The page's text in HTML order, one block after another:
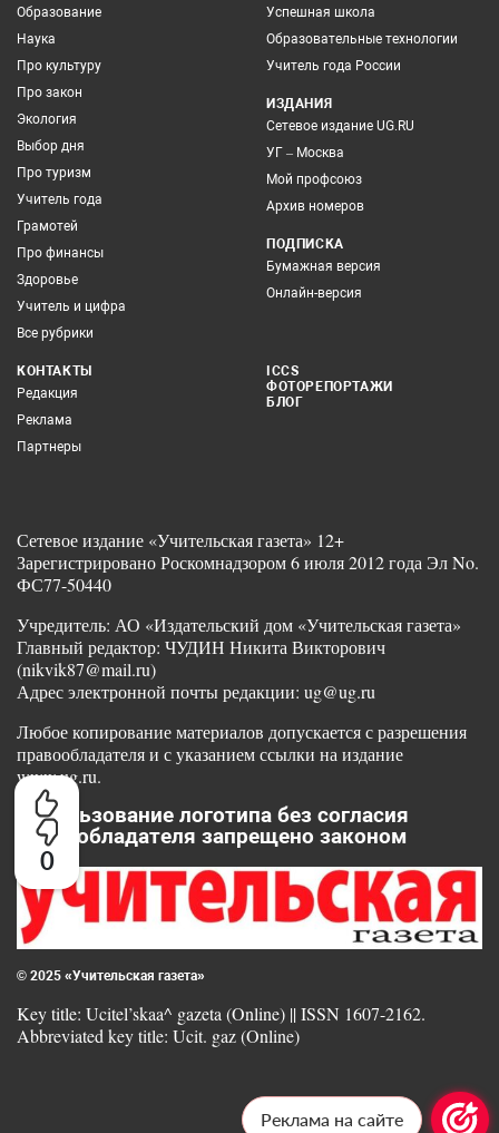
0
Образование
Наука
Про культуру
Про закон
Экология
Выбор дня
Про туризм
Учитель года
Грамотей
Про финансы
Здоровье
Учитель и цифра
Все рубрики
Успешная школа
Образовательные технологии
Учитель года России
ИЗДАНИЯ
Сетевое издание UG.RU
УГ – Москва
Мой профсоюз
Архив номеров
ПОДПИСКА
Бумажная версия
Онлайн-версия
КОНТАКТЫ
Редакция
Реклама
Партнеры
ICCS
ФОТОРЕПОРТАЖИ
БЛОГ
Сетевое издание «Учительская газета» 12+
Зарегистрировано Роскомнадзором 6 июля 2012 года Эл No.
ФС77-50440
Учредитель: АО «Издательский дом «Учительская газета»
Главный редактор: ЧУДИН Никита Викторович
(nikvik87@mail.ru)
Адрес электронной почты редакции: ug@ug.ru
Любое копирование материалов допускается с разрешения
правообладателя и с указанием ссылки на издание
www.ug.ru.
Использование логотипа без согласия
правообладателя запрещено законом
© 2025 «Учительская газета»
Key title: Ucitel’skaa^ gazeta (Online) || ISSN 1607-2162.
Abbreviated key title: Ucit. gaz (Online)
Реклама на сайте